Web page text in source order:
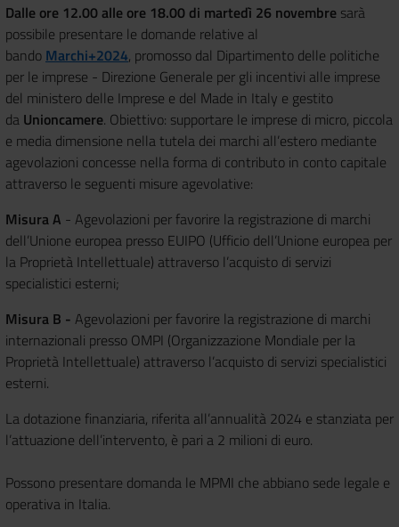
Dalle ore 12.00 alle ore 18.00 di martedì 26 novembre sarà
possibile presentare le domande relative al
bando Marchi+2024, promosso dal Dipartimento delle politiche
per le imprese - Direzione Generale per gli incentivi alle imprese
del ministero delle Imprese e del Made in Italy e gestito
da Unioncamere. Obiettivo: supportare le imprese di micro, piccola
e media dimensione nella tutela dei marchi all’estero mediante
agevolazioni concesse nella forma di contributo in conto capitale
attraverso le seguenti misure agevolative:
Misura A - Agevolazioni per favorire la registrazione di marchi
dell’Unione europea presso EUIPO (Ufficio dell’Unione europea per
la Proprietà Intellettuale) attraverso l’acquisto di servizi
specialistici esterni;
Misura B - Agevolazioni per favorire la registrazione di marchi
internazionali presso OMPI (Organizzazione Mondiale per la
Proprietà Intellettuale) attraverso l’acquisto di servizi specialistici
esterni.
La dotazione finanziaria, riferita all’annualità 2024 e stanziata per
l’attuazione dell’intervento, è pari a 2 milioni di euro.
Possono presentare domanda le MPMI che abbiano sede legale e
operativa in Italia.